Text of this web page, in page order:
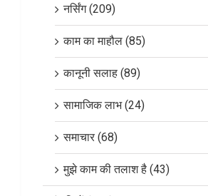
नर्सिंग (209)
काम का माहौल (85)
कानूनी सलाह (89)
सामाजिक लाभ (24)
समाचार (68)
मुझे काम की तलाश है (43)